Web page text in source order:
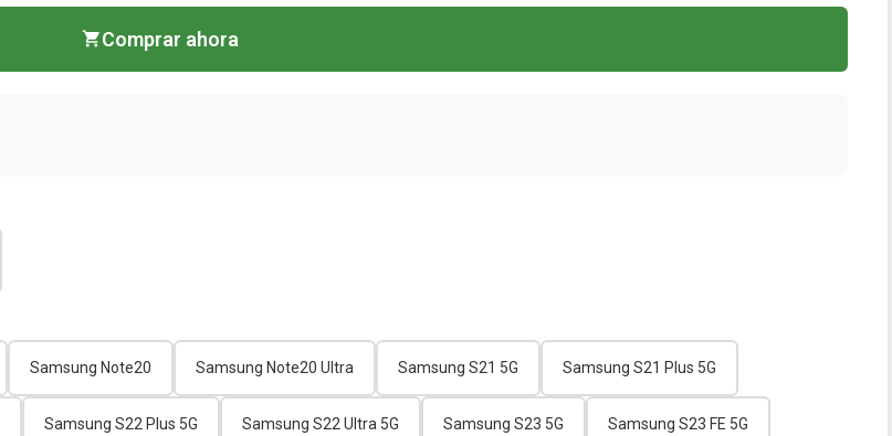
Comprar ahora
Samsung Note20 Samsung Note20 Ultra Samsung S21 5G Samsung S21 Plus 5G
Samsung S22 Plus 5G Samsung S22 Ultra 5G Samsung S23 5G Samsung S23 FE 5G